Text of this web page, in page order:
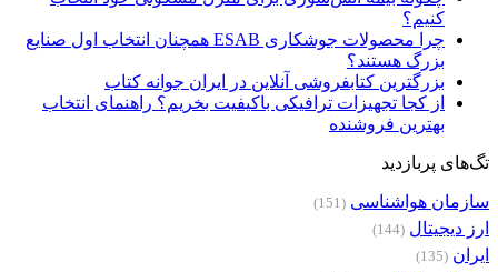
کنیم؟
چرا محصولات جوشکاری ESAB همچنان انتخاب اول صنایع
بزرگ هستند؟
بزرگترین کتابفروشی آنلاین در ایران جوانه کتاب
از کجا تجهیزات ترافیکی باکیفیت بخریم؟ راهنمای انتخاب
بهترین فروشنده
تگ‌های پربازدید
سازمان هواشناسی (151)
ارز دیجیتال (144)
ایران (135)